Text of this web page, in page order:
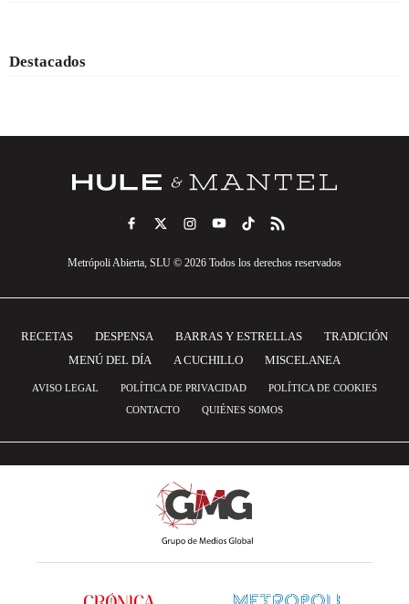
Destacados
Metrópoli Abierta, SLU © 2026 Todos los derechos reservados
RECETAS DESPENSA BARRAS Y ESTRELLAS
TRADICIÓN
MENÚ DEL DÍA
A CUCHILLO MISCELANEA
AVISO LEGAL POLÍTICA DE PRIVACIDAD
POLÍTICA DE COOKIES
CONTACTO
QUIÉNES SOMOS